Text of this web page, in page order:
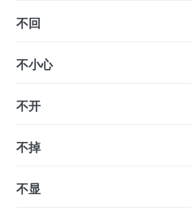
不回
不小心
不开
不掉
不显